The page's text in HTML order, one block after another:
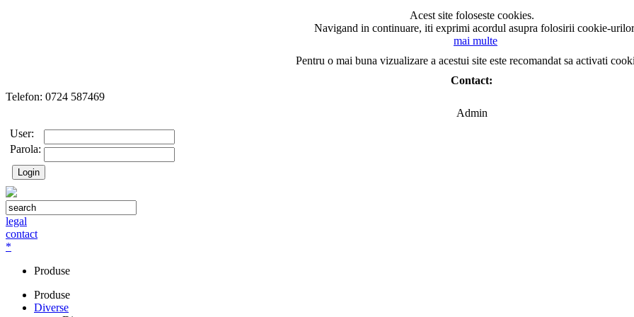
Acest site foloseste cookies.
Navigand in continuare, iti exprimi acordul asupra folosirii cookie-
mai multe
Pentru o mai buna vizualizare a acestui site este recomandat sa activati
Contact:
Telefon: 0724 587469
Admin
User:
Parola:
legal
contact
*
Produse
Produse
Diverse